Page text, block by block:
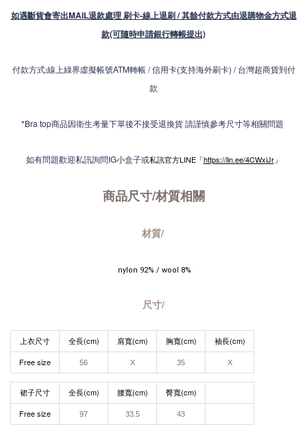
如遇斷貨會寄出MAIL退款處理 刷卡-線上退刷 / 其餘付款方式由退購物金方式退
款(可隨時申請銀行轉帳提出)
付款方式:線上綠界虛擬帳號ATM轉帳 / 信用卡(支持海外刷卡) / 台灣超商貨到付
款
*Bra top商品因衛生考量下單後不接受退換貨 請謹慎參考尺寸等相關問題
如有問題歡迎私訊詢問IG小盒子或私訊官方LINE「https://lin.ee/4CWxiJr」
商品尺寸/材質相關
材質/
nylon 92% / wool 8%
尺寸/
上衣尺寸 全長(cm) 肩寬(cm) 胸寬(cm)
袖長(cm)
Free size
56 X 35 X
裙子尺寸 全長(cm) 腰寬(cm)
臀寬(cm)
Free size
97 33.5 43